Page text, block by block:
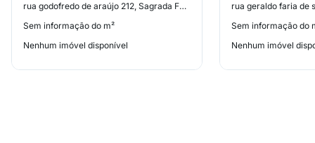
rua godofredo de araújo 212, Sagrada Família
Sem informação do m²
Nenhum imóvel disponível
Sem informação do
Nenhum imóvel